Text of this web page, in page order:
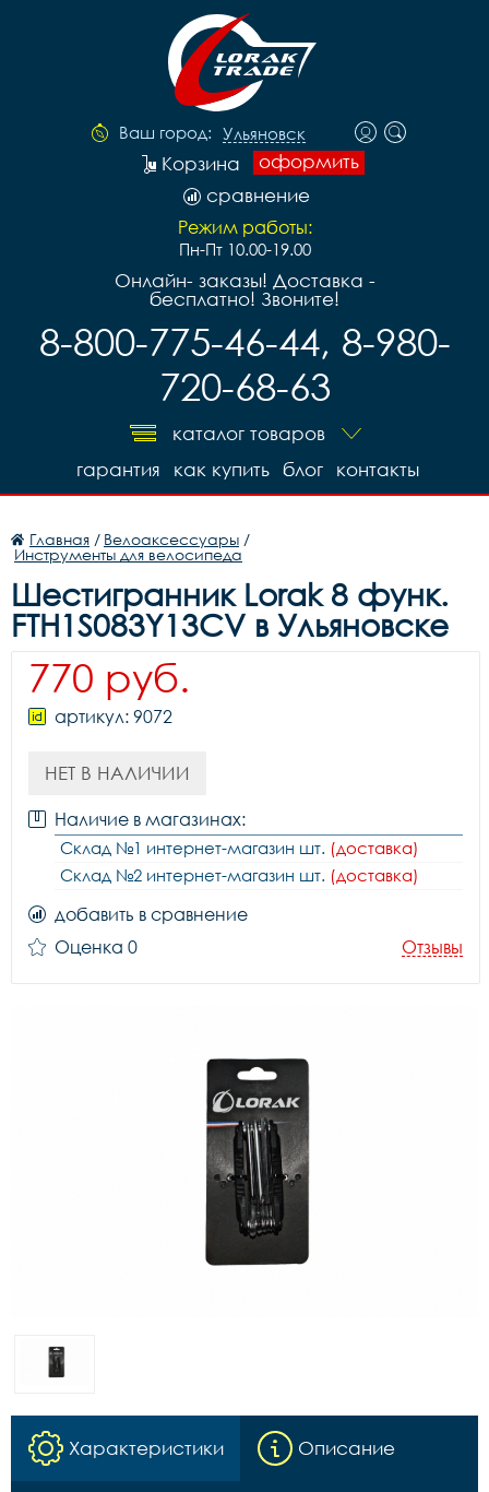
Ваш город: Ульяновск
оформить
Корзина
сравнение
Режим работы:
Пн-Пт 10.00-19.00
Онлайн- заказы! Доставка -
бесплатно! Звоните!
8-800-775-46-44, 8-980-
720-68-63
каталог товаров
контакты
блог
как купить
гарантия
Главная / Велоаксессуары /
Инструменты для велосипеда
Шестигранник Lorak 8 функ.
FTH1S083Y13CV в Ульяновске
770 руб.
артикул: 9072
НЕТ В НАЛИЧИИ
Наличие в магазинах:
Склад №1 интернет-магазин шт. (доставка)
Склад №2 интернет-магазин шт. (доставка)
добавить в сравнение
Оценка 0
Отзывы
Характеристики Описание